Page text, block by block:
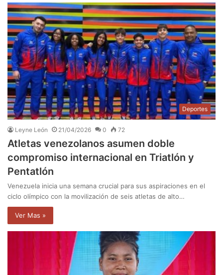
Deportes
Leyne León 21/04/2026 0 72
Atletas venezolanos asumen doble
compromiso internacional en Triatlón y
Pentatlón
Venezuela inicia una semana crucial para sus aspiraciones en el
ciclo olímpico con la movilización de seis atletas de alto…
Ver Mas »